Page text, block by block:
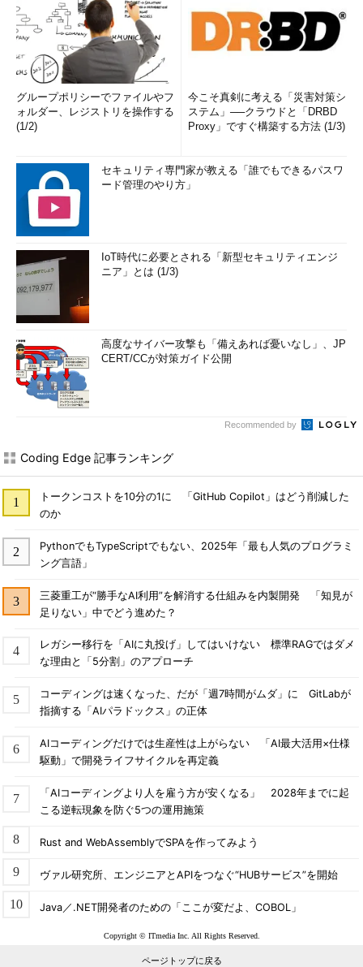
グループポリシーでファイルやフ
ォルダー、レジストリを操作する
(1/2)
今こそ真剣に考える「災害対策シ
ステム」──クラウドと「DRBD
Proxy」ですぐ構築する方法 (1/3)
セキュリティ専門家が教える「誰でもできるパスワ
ード管理のやり方」
IoT時代に必要とされる「新型セキュリティエンジ
ニア」とは (1/3)
高度なサイバー攻撃も「備えあれば憂いなし」、JP
CERT/CCが対策ガイド公開
Recommended by
Coding Edge 記事ランキング
トークンコストを10分の1に 「GitHub Copilot」はどう削減した
のか
PythonでもTypeScriptでもない、2025年「最も人気のプログラミ
ング言語」
三菱重工が“勝手なAI利用”を解消する仕組みを内製開発 「知見が
足りない」中でどう進めた？
レガシー移行を「AIに丸投げ」してはいけない 標準RAGではダメ
な理由と「5分割」のアプローチ
コーディングは速くなった、だが「週7時間がムダ」に GitLabが
指摘する「AIパラドックス」の正体
AIコーディングだけでは生産性は上がらない 「AI最大活用×仕様
駆動」で開発ライフサイクルを再定義
「AIコーディングより人を雇う方が安くなる」 2028年までに起
こる逆転現象を防ぐ5つの運用施策
Rust and WebAssemblyでSPAを作ってみよう
ヴァル研究所、エンジニアとAPIをつなぐ“HUBサービス”を開始
Java／.NET開発者のための「ここが変だよ、COBOL」
Copyright © ITmedia Inc. All Rights Reserved.
ページトップに戻る